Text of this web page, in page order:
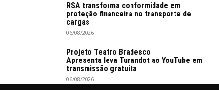
RSA transforma conformidade em
proteção financeira no transporte de
cargas
06/08/2026
Projeto Teatro Bradesco
Apresenta leva Turandot ao YouTube em
transmissão gratuita
06/08/2026